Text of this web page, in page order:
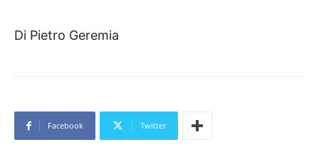
Di Pietro Geremia
Facebook Twitter